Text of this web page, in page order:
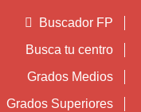
Buscador FP
Busca tu centro
Grados Medios
Grados Superiores